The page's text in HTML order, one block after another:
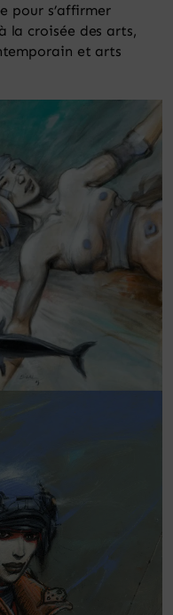
pour s’affirmer
la croisée des arts,
et arts